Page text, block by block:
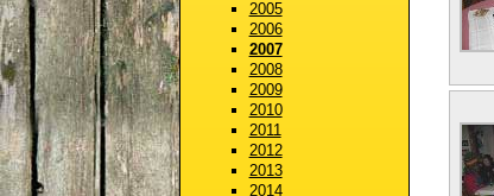
2005
2006
2007
2008
2009
2010
2011
2012
2013
2014